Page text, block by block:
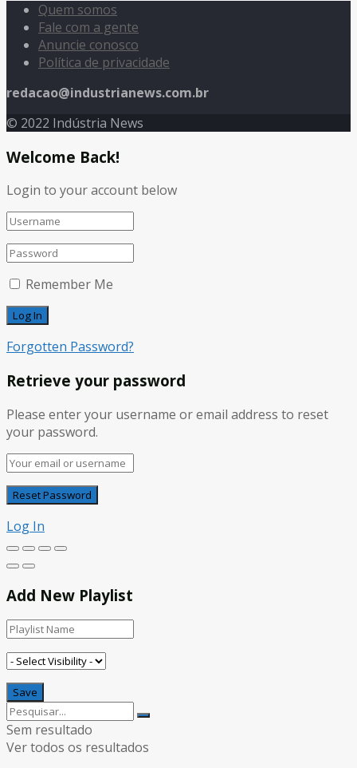
Quem somos
Fale com a gente
Anuncie conosco
Política de privacidade
redacao@industrianews.com.br
© 2022 Indústria News
Welcome Back!
Login to your account below
Remember Me
Forgotten Password?
Retrieve your password
Please enter your username or email address to reset
your password.
Log In
Add New Playlist
Sem resultado
Ver todos os resultados